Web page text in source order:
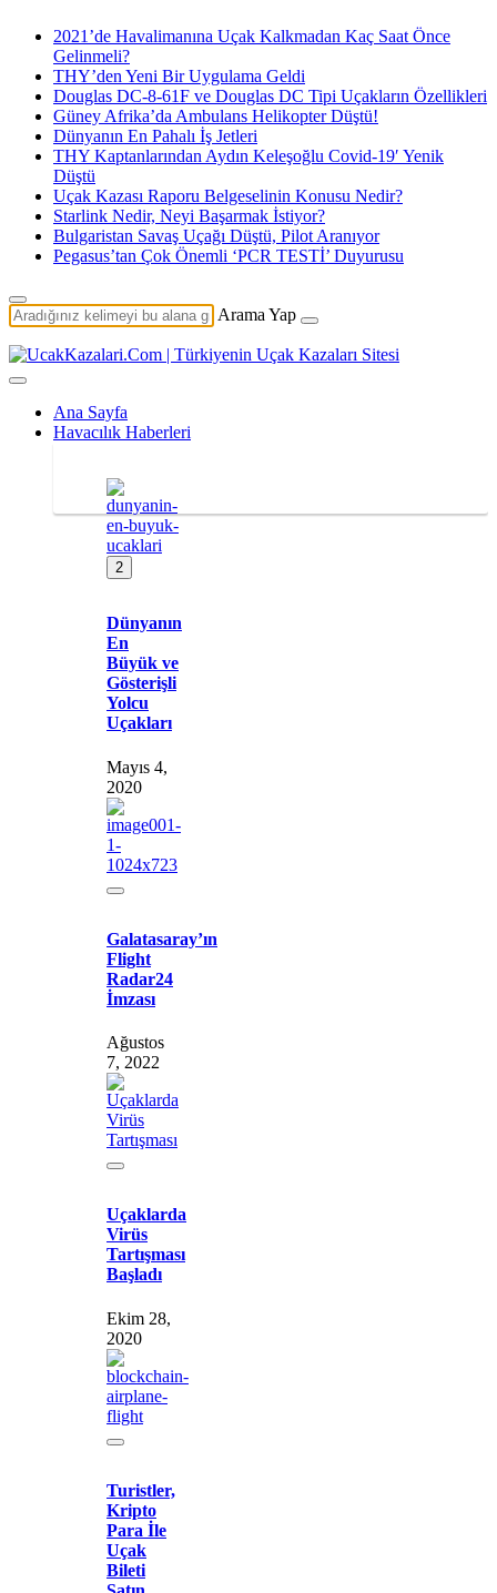
2021’de Havalimanına Uçak Kalkmadan Kaç Saat Önce
Gelinmeli?
THY’den Yeni Bir Uygulama Geldi
Douglas DC-8-61F ve Douglas DC Tipi Uçakların Özellikleri
Güney Afrika’da Ambulans Helikopter Düştü!
Dünyanın En Pahalı İş Jetleri
THY Kaptanlarından Aydın Keleşoğlu Covid-19′ Yenik
Düştü
Uçak Kazası Raporu Belgeselinin Konusu Nedir?
Starlink Nedir, Neyi Başarmak İstiyor?
Bulgaristan Savaş Uçağı Düştü, Pilot Aranıyor
Pegasus’tan Çok Önemli ‘PCR TESTİ’ Duyurusu
Arama Yap
Ana Sayfa
Havacılık Haberleri
2
Dünyanın
En
Büyük ve
Gösterişli
Yolcu
Uçakları
Mayıs 4,
2020
Galatasaray’ın
Flight
Radar24
İmzası
Ağustos
7, 2022
Uçaklarda
Virüs
Tartışması
Başladı
Ekim 28,
2020
Turistler,
Kripto
Para İle
Uçak
Bileti